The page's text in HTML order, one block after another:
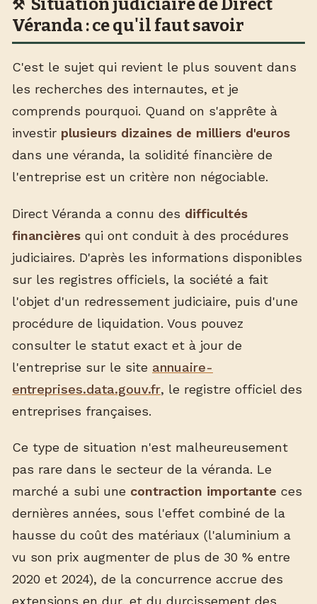
Situation judiciaire de Direct
Véranda : ce qu'il faut savoir
C'est le sujet qui revient le plus souvent dans
les recherches des internautes, et je
comprends pourquoi. Quand on s'apprête à
investir plusieurs dizaines de milliers d'euros
dans une véranda, la solidité financière de
l'entreprise est un critère non négociable.
Direct Véranda a connu des difficultés
financières qui ont conduit à des procédures
judiciaires. D'après les informations disponibles
sur les registres officiels, la société a fait
l'objet d'un redressement judiciaire, puis d'une
procédure de liquidation. Vous pouvez
consulter le statut exact et à jour de
l'entreprise sur le site annuaire-
entreprises.data.gouv.fr, le registre officiel des
entreprises françaises.
Ce type de situation n'est malheureusement
pas rare dans le secteur de la véranda. Le
marché a subi une contraction importante ces
dernières années, sous l'effet combiné de la
hausse du coût des matériaux (l'aluminium a
vu son prix augmenter de plus de 30 % entre
2020 et 2024), de la concurrence accrue des
extensions en dur, et du durcissement des